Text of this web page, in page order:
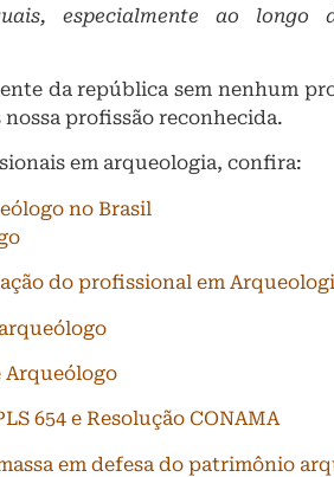
especialmente ao longo
da república sem nenhum
profissão reconhecida.
em arqueologia, confira:
no Brasil
do profissional em
Arqueólogo
654 e Resolução CONAMA
em defesa do patrimônio